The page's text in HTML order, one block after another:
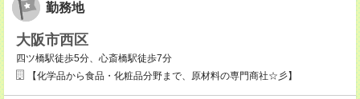
勤務地
大阪市西区
四ツ橋駅徒歩5分、心斎橋駅徒歩7分
【化学品から食品・化粧品分野まで、原材料の専門商社☆彡】